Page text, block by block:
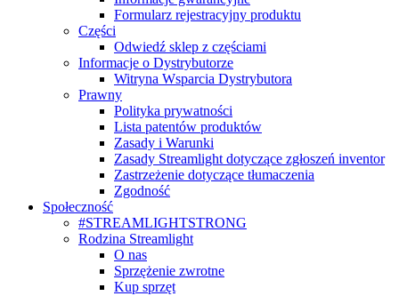
Formularz rejestracyjny produktu
Części
Odwiedź sklep z częściami
Informacje o Dystrybutorze
Witryna Wsparcia Dystrybutora
Prawny
Polityka prywatności
Lista patentów produktów
Zasady i Warunki
Zasady Streamlight dotyczące zgłoszeń inventor
Zastrzeżenie dotyczące tłumaczenia
Zgodność
Społeczność
#STREAMLIGHTSTRONG
Rodzina Streamlight
O nas
Sprzężenie zwrotne
Kup sprzęt